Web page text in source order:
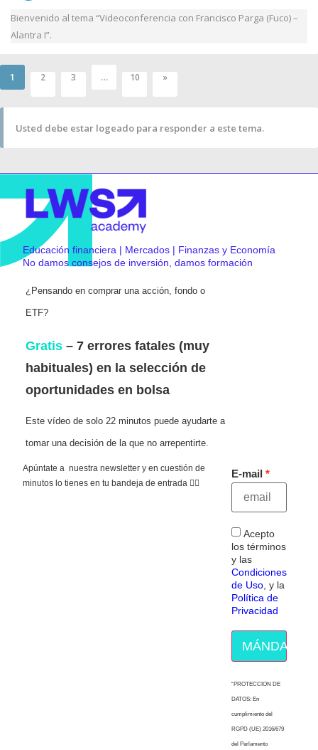
Bienvenido al tema “Videoconferencia con Francisco Parga (Fuco) –
Alantra I”.
1 2 3 … 10 »
Usted debe estar logeado para responder a este tema.
Educación financiera | Mercados | Finanzas y Economía
No damos consejos de inversión, damos formación
¿Pensando en comprar una acción, fondo o
ETF?
Gratis – 7 errores fatales (muy
habituales) en la selección de
oportunidades en bolsa
Este vídeo de solo 22 minutos puede ayudarte a
tomar una decisión de la que no arrepentirte.
Apúntate a nuestra newsletter y en cuestión de
minutos lo tienes en tu bandeja de entrada 👇🏻
E-mail
Acepto
los términos
y las
Condiciones
de Uso , y la
Política de
Privacidad
MÁNDAME
“PROTECCION DE
DATOS: En
cumplimiento del
RGPD (UE) 2016/679
del Parlamento